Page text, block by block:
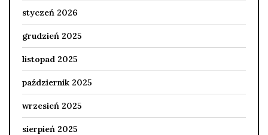
styczeń 2026
grudzień 2025
listopad 2025
październik 2025
wrzesień 2025
sierpień 2025